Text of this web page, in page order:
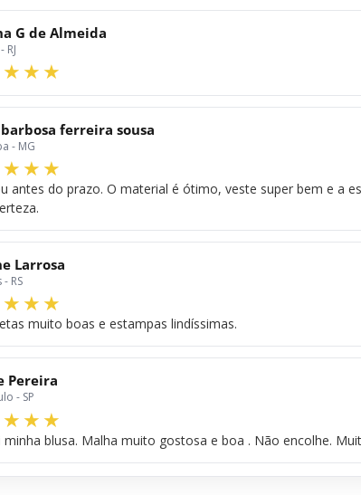
G de Almeida
RJ
ferreira sousa
- MG
antes do prazo. O material é ótimo, veste super bem e a
Larrosa
RS
muito boas e estampas lindíssimas.
Pereira
- SP
minha blusa. Malha muito gostosa e boa . Não encolhe.